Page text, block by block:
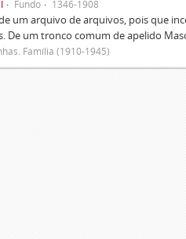
Fundo 1346-1908
um arquivo de arquivos, pois que
De um tronco comum de apelido
Família (1910-1945)